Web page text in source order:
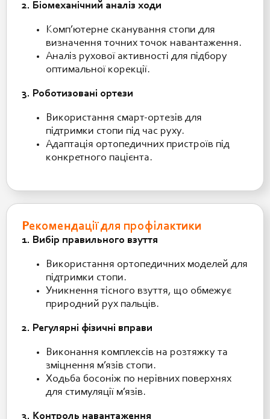
2. Біомеханічний аналіз ходи
Комп’ютерне сканування стопи для
визначення точних точок навантаження.
Аналіз рухової активності для підбору
оптимальної корекції.
3. Роботизовані ортези
Використання смарт-ортезів для
підтримки стопи під час руху.
Адаптація ортопедичних пристроїв під
конкретного пацієнта.
Рекомендації для профілактики
1. Вибір правильного взуття
Використання ортопедичних моделей для
підтримки стопи.
Уникнення тісного взуття, що обмежує
природний рух пальців.
2. Регулярні фізичні вправи
Виконання комплексів на розтяжку та
зміцнення м’язів стопи.
Ходьба босоніж по нерівних поверхнях
для стимуляції м’язів.